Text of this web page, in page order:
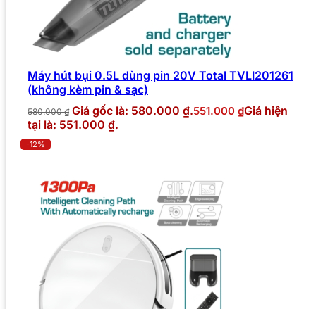
Máy hút bụi 0.5L dùng pin 20V Total TVLI201261
(không kèm pin & sạc)
580.000₫ Giá gốc là: 580.000 ₫.551.000 ₫Giá hiện
tại là: 551.000 ₫.
-12%